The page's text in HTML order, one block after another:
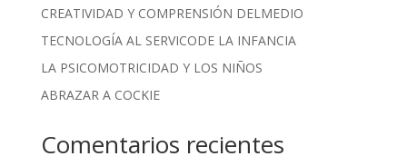
CREATIVIDAD Y COMPRENSIÓN DELMEDIO
TECNOLOGÍA AL SERVICODE LA INFANCIA
LA PSICOMOTRICIDAD Y LOS NIÑOS
ABRAZAR A COCKIE
Comentarios recientes